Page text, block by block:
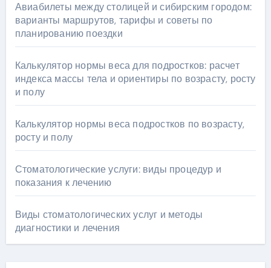
Авиабилеты между столицей и сибирским городом:
варианты маршрутов, тарифы и советы по
планированию поездки
Калькулятор нормы веса для подростков: расчет
индекса массы тела и ориентиры по возрасту, росту
и полу
Калькулятор нормы веса подростков по возрасту,
росту и полу
Стоматологические услуги: виды процедур и
показания к лечению
Виды стоматологических услуг и методы
диагностики и лечения